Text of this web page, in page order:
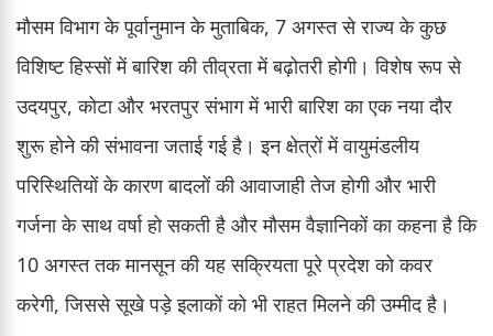
मौसम विभाग के पूर्वानुमान के मुताबिक, 7 अगस्त से राज्य के कुछ
विशिष्ट हिस्सों में बारिश की तीव्रता में बढ़ोतरी होगी। विशेष रूप से
उदयपुर, कोटा और भरतपुर संभाग में भारी बारिश का एक नया दौर
शुरू होने की संभावना जताई गई है। इन क्षेत्रों में वायुमंडलीय
परिस्थितियों के कारण बादलों की आवाजाही तेज होगी और भारी
गर्जना के साथ वर्षा हो सकती है और मौसम वैज्ञानिकों का कहना है कि
10 अगस्त तक मानसून की यह सक्रियता पूरे प्रदेश को कवर
करेगी, जिससे सूखे पड़े इलाकों को भी राहत मिलने की उम्मीद है।